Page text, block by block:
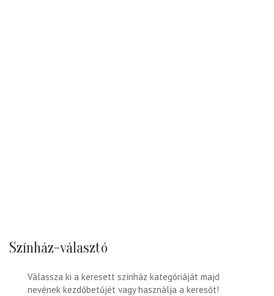
Színház-választó
Válassza ki a keresett színház kategóriáját majd
nevének kezdőbetűjét vagy használja a keresőt!